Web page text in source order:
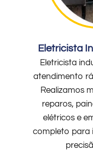
Eletricista
Eletricista
atendimento
Realizamos
reparos,
elétricos e
completo para